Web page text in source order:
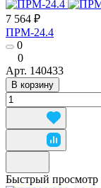
7 564 ₽
ПРМ-24.4
0
0
Арт. 140433
В корзину
Быстрый просмотр